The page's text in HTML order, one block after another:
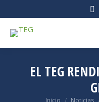
EL TEG
Inicio Noticias